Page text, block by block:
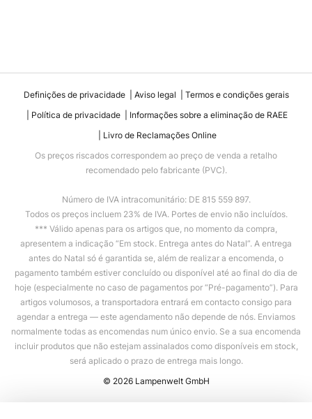
Definições de privacidade Aviso legal
Termos e condições gerais
Política de privacidade
Informações sobre a eliminação de RAEE
Livro de Reclamações Online
Os preços riscados correspondem ao preço de venda a retalho
recomendado pelo fabricante (PVC).
Número de IVA intracomunitário: DE 815 559 897.
Todos os preços incluem 23% de IVA. Portes de envio não incluídos.
*** Válido apenas para os artigos que, no momento da compra,
apresentem a indicação “Em stock. Entrega antes do Natal”. A entrega
antes do Natal só é garantida se, além de realizar a encomenda, o
pagamento também estiver concluído ou disponível até ao final do dia de
hoje (especialmente no caso de pagamentos por “Pré-pagamento”). Para
artigos volumosos, a transportadora entrará em contacto consigo para
agendar a entrega — este agendamento não depende de nós. Enviamos
normalmente todas as encomendas num único envio. Se a sua encomenda
incluir produtos que não estejam assinalados como disponíveis em stock,
será aplicado o prazo de entrega mais longo.
© 2026 Lampenwelt GmbH